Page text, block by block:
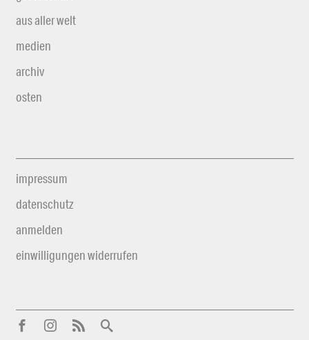
aus aller welt
medien
archiv
osten
impressum
datenschutz
anmelden
einwilligungen widerrufen